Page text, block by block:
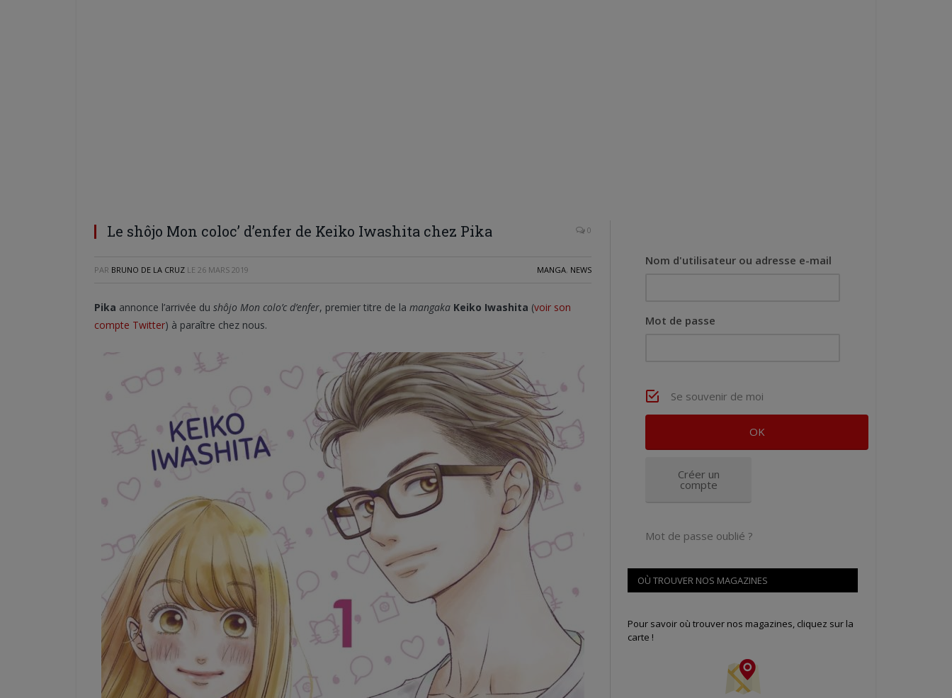
Le shôjo Mon coloc’ d’enfer de Keiko Iwashita chez Pika 0
PAR BRUNO DE LA CRUZ LE 26 MARS 2019 MANGA, NEWS
Pika annonce l’arrivée du shôjo Mon colo’c d’enfer, premier titre de la mangaka Keiko Iwashita (voir son
compte Twitter) à paraître chez nous.
Nom d'utilisateur ou adresse e-mail
Mot de passe
Se souvenir de moi
Créer un
compte
Mot de passe oublié ?
OÙ TROUVER NOS MAGAZINES
Pour savoir où trouver nos magazines, cliquez sur la
carte !